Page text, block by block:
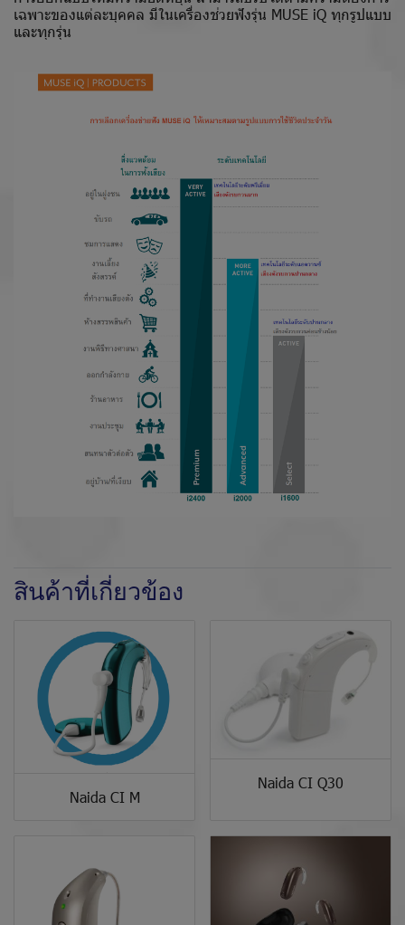
เฉพาะของแต่ละบุคคล มีในเครื่องช่วยฟังรุ่น MUSE iQ ทุกรูปแบบ
และทุกรุ่น
สินค้าที่เกี่ยวข้อง
Naida CI M
Naida CI Q30